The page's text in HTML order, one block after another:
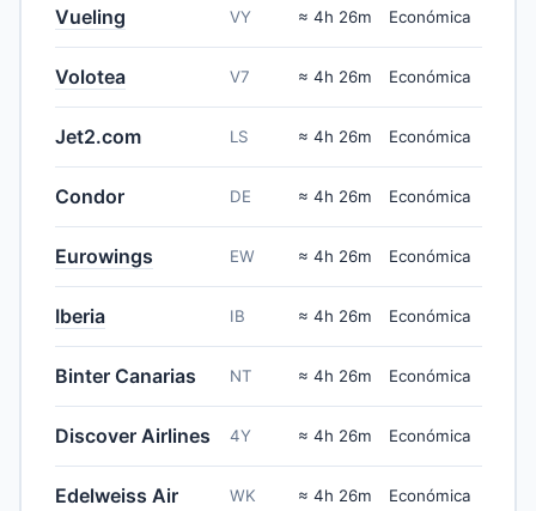
Vueling VY ≈ 4h 26m Económica
Volotea V7 ≈ 4h 26m Económica
Jet2.com LS ≈ 4h 26m Económica
Condor DE ≈ 4h 26m Económica
Eurowings EW ≈ 4h 26m Económica
Iberia IB ≈ 4h 26m Económica
Binter Canarias NT ≈ 4h 26m Económica
Discover Airlines 4Y ≈ 4h 26m Económica
Edelweiss Air WK ≈ 4h 26m Económica